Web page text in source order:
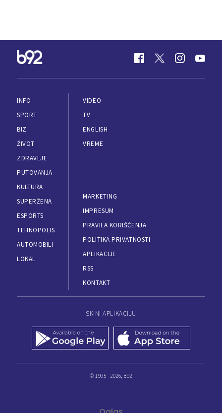
INFO
SPORT
BIZ
ŽIVOT
ZDRAVLJE
PUTOVANJA
KULTURA
SUPERŽENA
ESPORTS
TEHNOPOLIS
AUTOMOBILI
LOKAL
VIDEO
TV
ENGLISH
VREME
MARKETING
IMPRESUM
PRAVILA KORIŠĆENJA
POLITIKA PRIVATNOSTI
APLIKACIJE
RSS
KONTAKT
SKINI APLIKACIJU
© 1995 - 2026, B92